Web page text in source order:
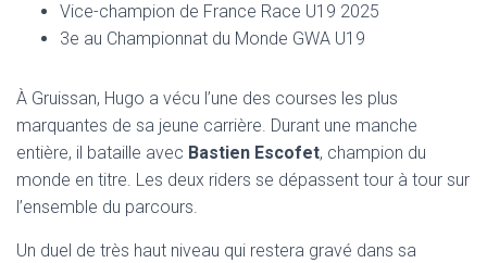
Vice-champion de France Race U19 2025
3e au Championnat du Monde GWA U19
À Gruissan, Hugo a vécu l’une des courses les plus
marquantes de sa jeune carrière. Durant une manche
entière, il bataille avec Bastien Escofet, champion du
monde en titre. Les deux riders se dépassent tour à tour sur
l’ensemble du parcours.
Un duel de très haut niveau qui restera gravé dans sa